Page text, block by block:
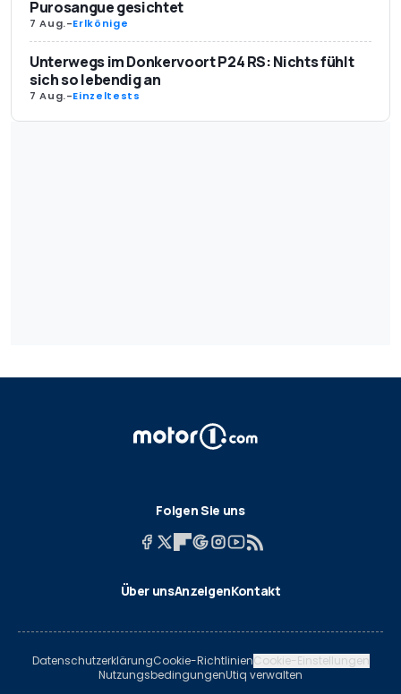
Purosangue gesichtet
7 Aug.-Erlkönige
Unterwegs im Donkervoort P24 RS: Nichts fühlt
sich so lebendig an
7 Aug.-Einzeltests
Folgen Sie uns
Über unsAnzeigenKontakt
DatenschutzerklärungCookie-RichtlinienCookie-Einstellungen
NutzungsbedingungenUtiq verwalten